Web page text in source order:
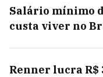
Salário mínimo
custa viver no
Renner lucra R$